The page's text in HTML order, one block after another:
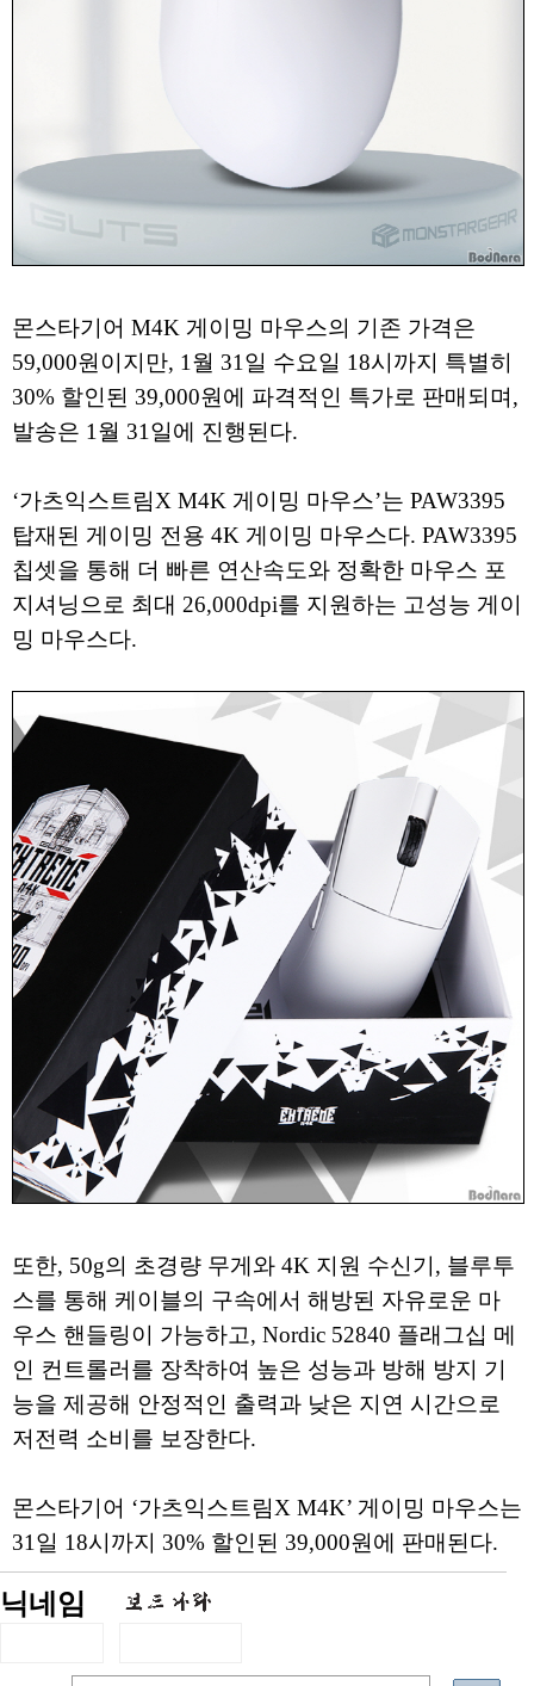
몬스타기어 M4K 게이밍 마우스의 기존 가격은
59,000원이지만, 1월 31일 수요일 18시까지 특별히
30% 할인된 39,000원에 파격적인 특가로 판매되며,
발송은 1월 31일에 진행된다.
‘가츠익스트림X M4K 게이밍 마우스’는 PAW3395
탑재된 게이밍 전용 4K 게이밍 마우스다. PAW3395
칩셋을 통해 더 빠른 연산속도와 정확한 마우스 포
지셔닝으로 최대 26,000dpi를 지원하는 고성능 게이
밍 마우스다.
또한, 50g의 초경량 무게와 4K 지원 수신기, 블루투
스를 통해 케이블의 구속에서 해방된 자유로운 마
우스 핸들링이 가능하고, Nordic 52840 플래그십 메
인 컨트롤러를 장착하여 높은 성능과 방해 방지 기
능을 제공해 안정적인 출력과 낮은 지연 시간으로
저전력 소비를 보장한다.
몬스타기어 ‘가츠익스트림X M4K’ 게이밍 마우스는
31일 18시까지 30% 할인된 39,000원에 판매된다.
닉네임